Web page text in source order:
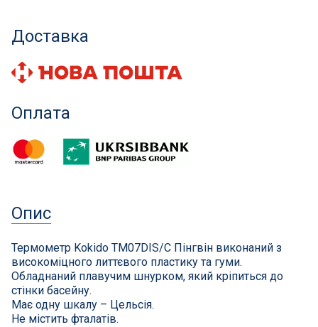
Осушувачі повітря
Меблі для басейну
Гідроізоляція і будівельна хімія
Вогнища та каміни
Розпродаж
Доставка
Оплата
Опис
Термометр Kokido TM07DIS/C Пінгвін виконаний з
високоміцного литтєвого пластику та гуми.
Обладнаний плавучим шнурком, який кріпиться до
стінки басейну.
Має одну шкалу – Цельсія.
Не містить фталатів.